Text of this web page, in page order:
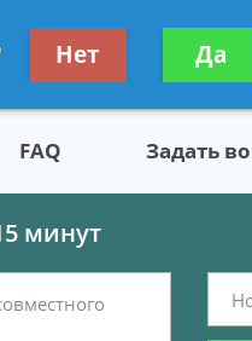
Получите
FAQ Задать
минут
Нет Да